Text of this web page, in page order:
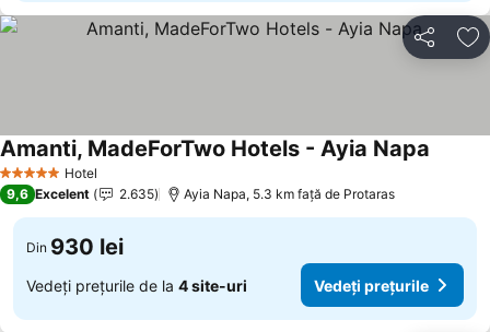
Distribuiți
5 Stele Hotel
Amanti, MadeForTwo Hotels - Ayia Napa
9,6 Excelent 2.635 Ayia Napa, 5.3 km faţă de Protaras
Din 930 lei
Vedeți prețurile de la 4 site-uri Vedeți prețurile